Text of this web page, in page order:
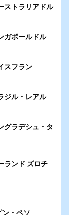
トラリアドル
ガポールドル
スフラン
ジル・レアル
ラデシュ・タ
ンド ズロチ
・ペソ